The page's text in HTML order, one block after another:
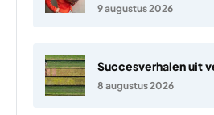
9 augustus 2026
Succesverhalen uit
8 augustus 2026